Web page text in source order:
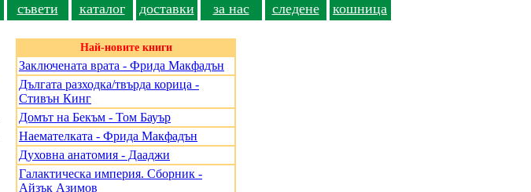
съвети каталог доставки за нас следене
кошница
Най-новите книги
Заключената врата - Фрида Макфадън
Дългата разходка/твърда корица -
Стивън Кинг
Домът на Бекъм - Том Бауър
Наемателката - Фрида Макфадън
Духовна анатомия - Дааджи
Галактическа империя. Сборник -
Айзък Азимов